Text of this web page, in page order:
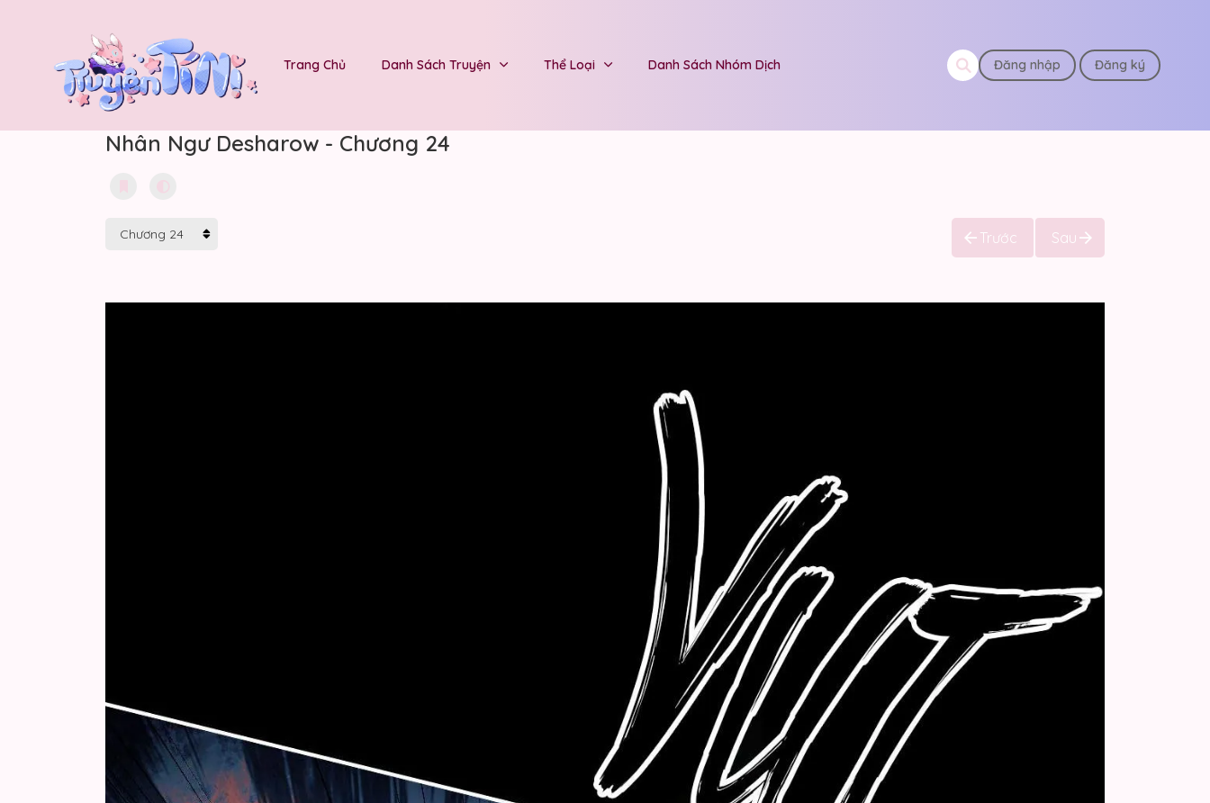
Trang Chủ Danh Sách Truyện Thể Loại Danh Sách Nhóm Dịch Đăng nhập Đăng ký
Nhân Ngư Desharow - Chương 24
Trước Sau